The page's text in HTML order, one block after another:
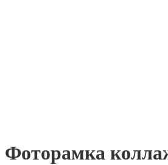
Фоторамка